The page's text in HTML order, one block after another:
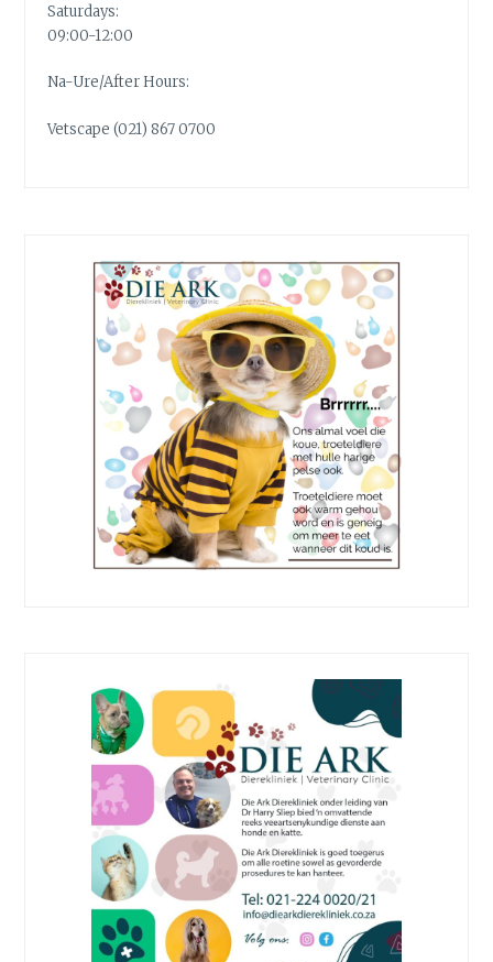
Saturdays:
09:00-12:00
Na-Ure/After Hours:
Vetscape (021) 867 0700